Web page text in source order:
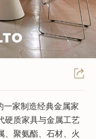
一家制造经典金属家
硬质家具与金属工艺
、聚氨酯、石材、火